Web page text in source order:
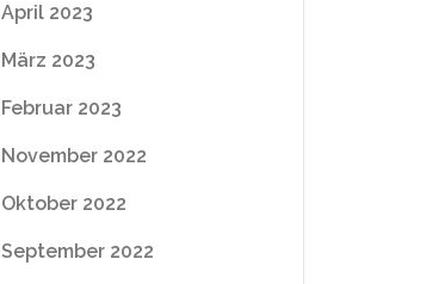
April 2023
März 2023
Februar 2023
November 2022
Oktober 2022
September 2022